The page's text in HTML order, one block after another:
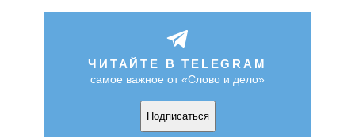
ЧИТАЙТЕ В TELEGRAM
самое важное от «Слово и дело»
Подписаться